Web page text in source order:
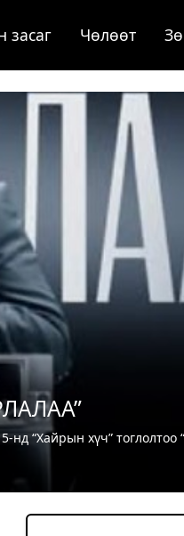
засаг Чѳлѳѳт
байна
сарын 17-28-ны өдрүүдэд